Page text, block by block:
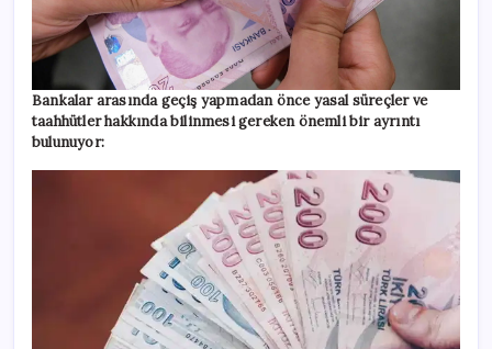
Bankalar arasında geçiş yapmadan önce yasal süreçler ve
taahhütler hakkında bilinmesi gereken önemli bir ayrıntı
bulunuyor: